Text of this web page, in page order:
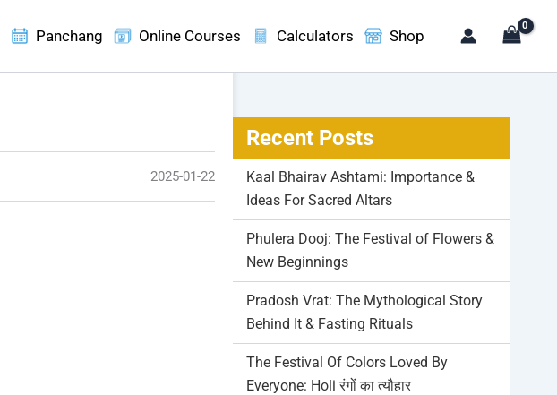
Panchang Online Courses Calculators Shop
2025-01-22
Recent Posts
Kaal Bhairav Ashtami: Importance &
Ideas For Sacred Altars
Phulera Dooj: The Festival of Flowers &
New Beginnings
Pradosh Vrat: The Mythological Story
Behind It & Fasting Rituals
The Festival Of Colors Loved By
Everyone: Holi रंगों का त्यौहार